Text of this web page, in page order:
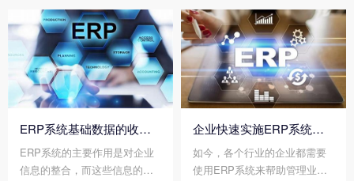
层及其员工提供决策运行手段
的管理平台。但是，也有不少
的企业上了ERP后没有看到明
显的效果，追根究底，很大的
可能性是没有把企业erp管理系
统改善好。那么我们应该如何
有效改善企业erp管理系统呢?
的过程中，相信也有不少的朋
友都曾经遇到ERP软件出现不
稳定的情况。那么您知道ERP
软件不稳定是什么原因吗?
ERP系统基础数据的收集步骤
ERP系统的主要作用是对企业
信息的整合，而这些信息的载
企业快速实施ERP系统，如何降低风险?
如今，各个行业的企业都需要
使用ERP系统来帮助管理业务